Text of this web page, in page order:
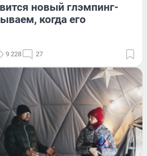
новый глэмпинг-
когда его
9 228 27